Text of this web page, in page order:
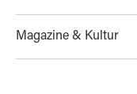
Magazine & Kultur